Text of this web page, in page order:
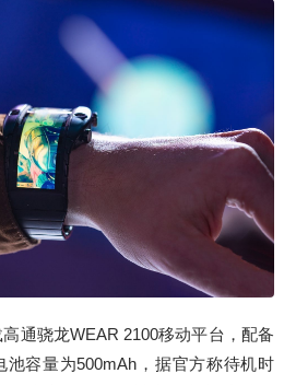
通骁龙WEAR 2100移动平台，配备
池容量为500mAh，据官方称待机时